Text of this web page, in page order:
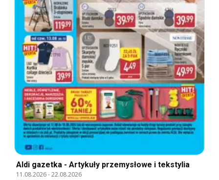
Aldi gazetka - Artykuły przemysłowe i tekstylia
11.08.2026-22.08.2026